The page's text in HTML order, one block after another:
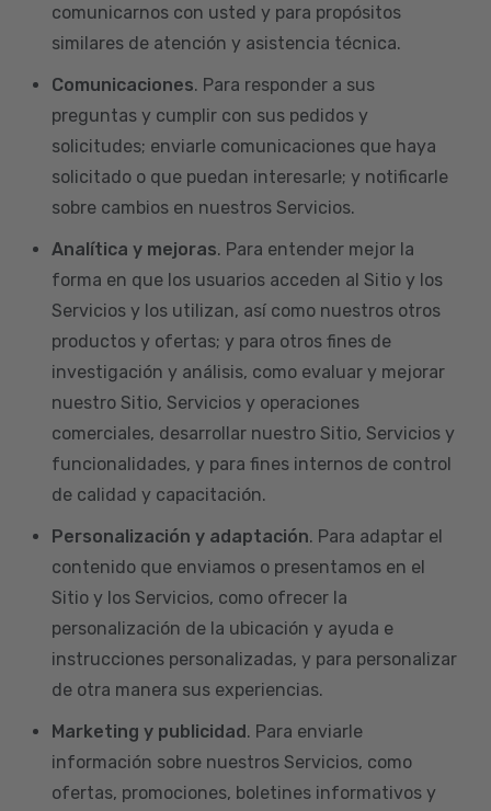
comunicarnos con usted y para propósitos
similares de atención y asistencia técnica.
Comunicaciones. Para responder a sus
preguntas y cumplir con sus pedidos y
solicitudes; enviarle comunicaciones que haya
solicitado o que puedan interesarle; y notificarle
sobre cambios en nuestros Servicios.
Analítica y mejoras. Para entender mejor la
forma en que los usuarios acceden al Sitio y los
Servicios y los utilizan, así como nuestros otros
productos y ofertas; y para otros fines de
investigación y análisis, como evaluar y mejorar
nuestro Sitio, Servicios y operaciones
comerciales, desarrollar nuestro Sitio, Servicios y
funcionalidades, y para fines internos de control
de calidad y capacitación.
Personalización y adaptación. Para adaptar el
contenido que enviamos o presentamos en el
Sitio y los Servicios, como ofrecer la
personalización de la ubicación y ayuda e
instrucciones personalizadas, y para personalizar
de otra manera sus experiencias.
Marketing y publicidad. Para enviarle
información sobre nuestros Servicios, como
ofertas, promociones, boletines informativos y